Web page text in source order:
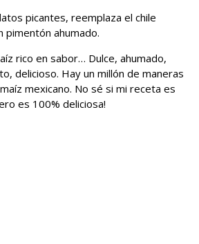
picantes, reemplaza el chile
pimentón ahumado.
rico en sabor… Dulce, ahumado,
delicioso. Hay un millón de maneras
mexicano. No sé si mi receta es
es 100% deliciosa!